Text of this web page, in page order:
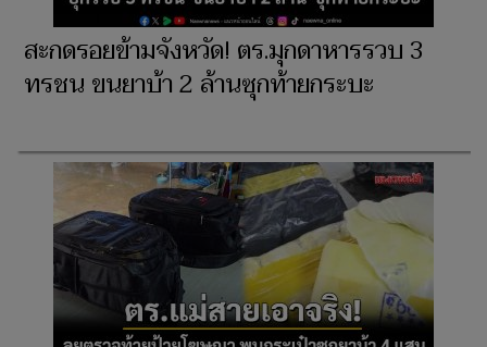
สะกดรอยข้ามจังหวัด! ตร.มุกดาหารรวบ 3
ทรชน ขนยาบ้า 2 ล้านซุกท้ายกระบะ